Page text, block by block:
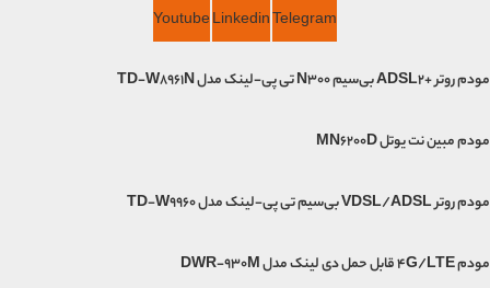
Telegram
Linkedin
Youtube
مودم روتر +ADSL2 بی‌سیم N300 تی پی-لینک مدل TD-W8961N
مودم مبین نت یوتل MN6200D
مودم روتر VDSL/ADSL بی‌سیم تی پی-لینک مدل TD-W9960
مودم 4G/LTE قابل حمل دی لینک مدل DWR-930M